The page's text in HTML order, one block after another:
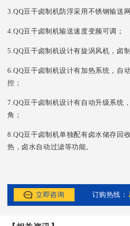
3.QQ豆干卤制机防浮采用不锈钢输送
4.QQ豆干卤制机输送
5.QQ豆干卤制机设计有旋涡风
6.QQ豆干卤制机设计有加热系统，自
控；
7.QQ豆干卤制机设计有自动升级系统
角；
8.QQ豆干卤制机单独配有卤水储存回
热，卤水自动过滤等功能。
立即咨询 订购热线：